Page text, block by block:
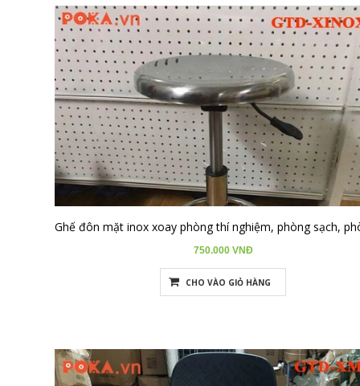
Nơi mua ghế chống tĩnh điện
Bạn có thể tìm mua ghế chống tĩnh điện tại các nhà cung cấp
chuyên về thiết bị phòng sạch và công nghiệp, hoặc trên các sàn
thương mại điện tử chuyên dụng. Một số nhà cung cấp uy tín bao
- POKA:Cung cấp nhiều loại ghế ESD và ghế phòng sạch.
- Nội thất Poka:Chuyên cung cấp thiết bị và vật tư phòng sạch,
bao gồm ghế chống tĩnh điện.
- Poka Furniture:
Có nhiều mẫu ghế ESD bọc da PU và các loại
Chuyên về thiết bị phòng sạch, có cung cấp ghế
Đơn vị cung cấp hàng đầu về thiết bị chống
750.000 VNĐ
CHO VÀO GIỎ HÀNG